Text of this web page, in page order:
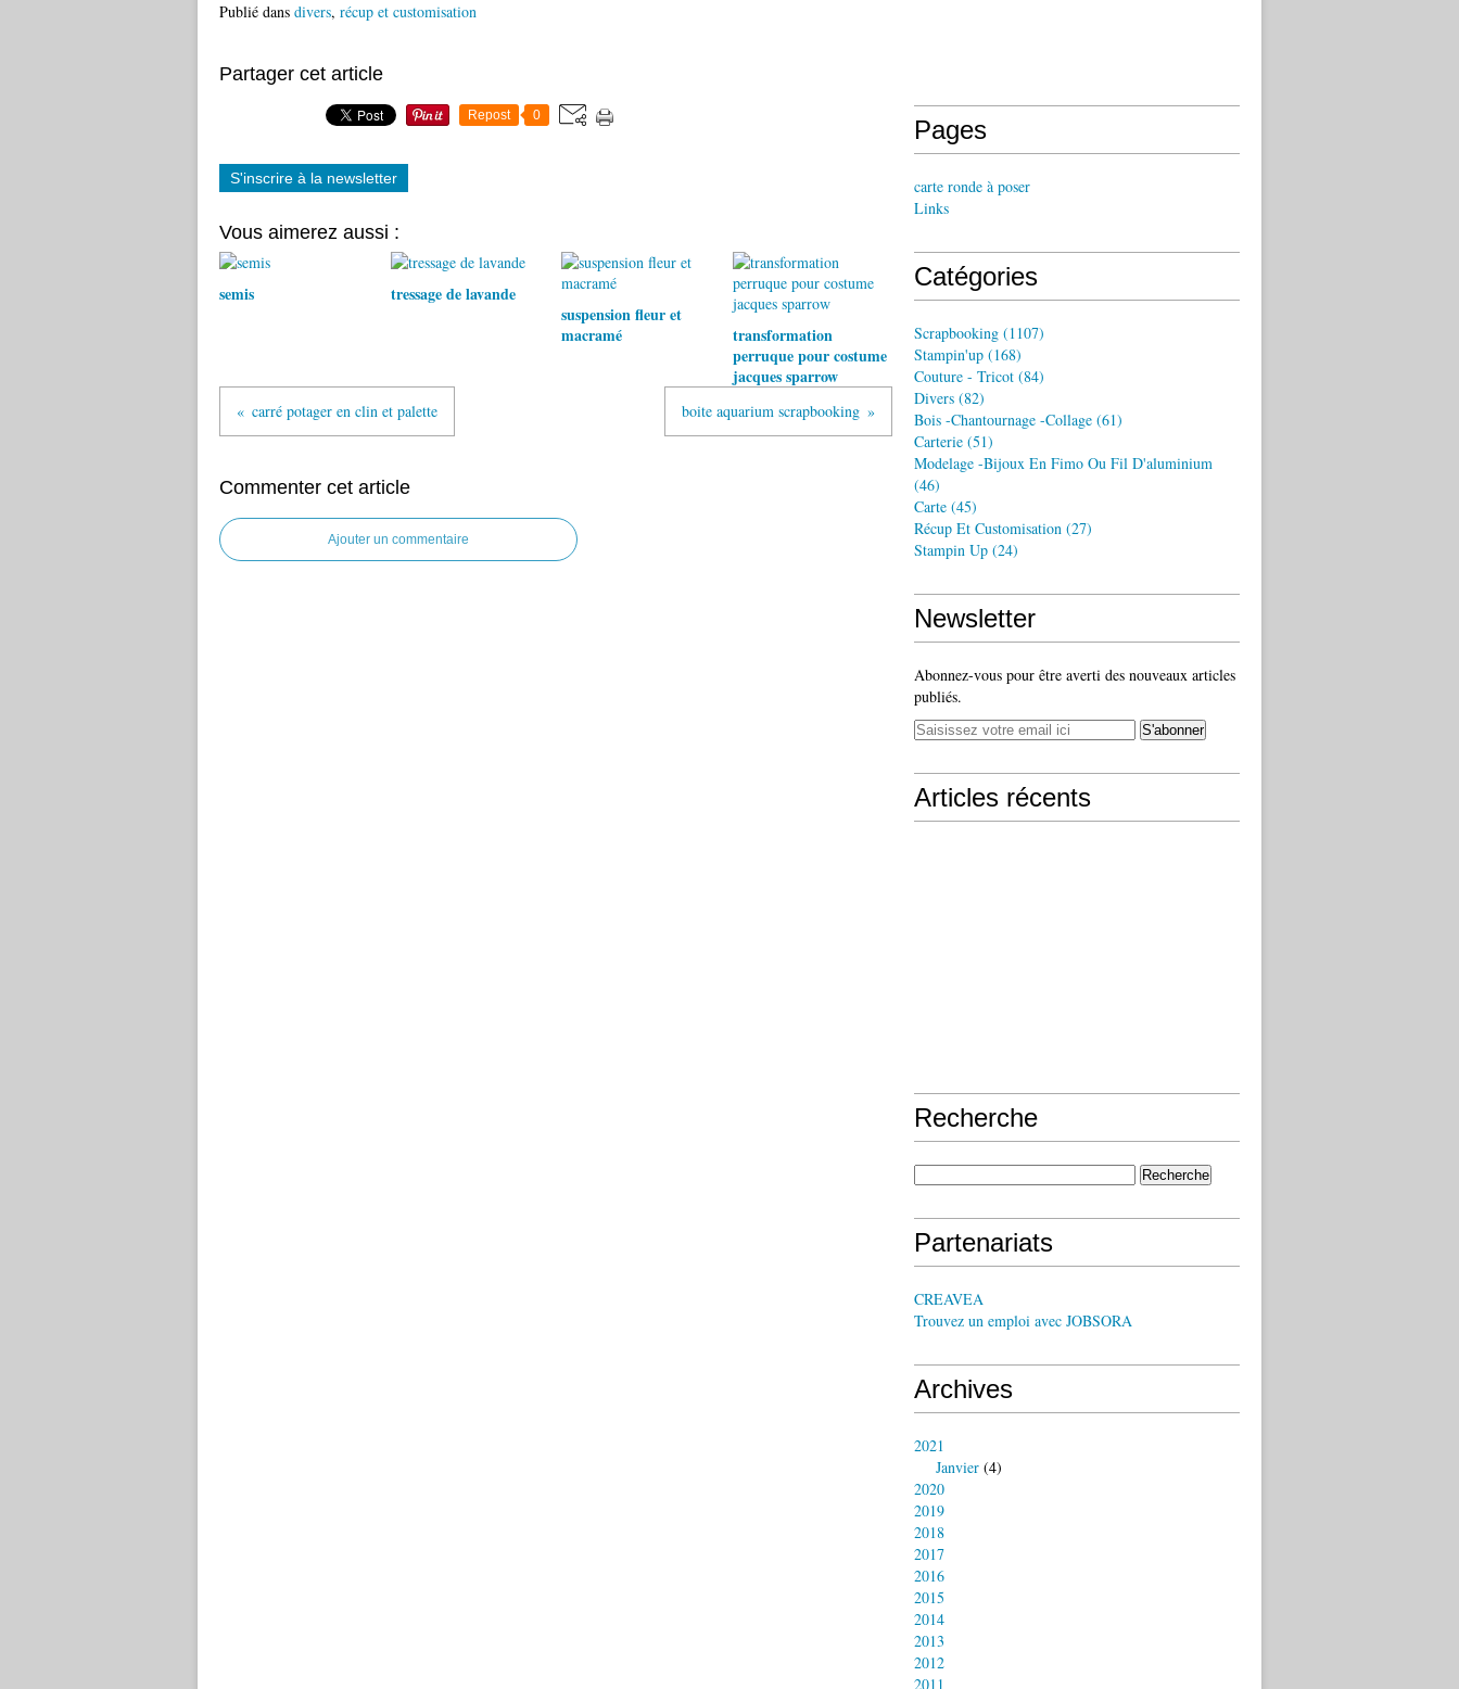
Publié dans divers, récup et customisation
Partager cet article
Repost 0
S'inscrire à la newsletter
Vous aimerez aussi :
semis
tressage de lavande
suspension fleur et
macramé
transformation
perruque pour costume
jacques sparrow
carré potager en clin et palette boite aquarium scrapbooking
Commenter cet article
Ajouter un commentaire
Pages
carte ronde à poser
Links
Catégories
Scrapbooking (1107)
Stampin'up (168)
Couture - Tricot (84)
Divers (82)
Bois -chantournage -collage (61)
Carterie (51)
Modelage -bijoux En Fimo Ou Fil D'aluminium
(46)
Carte (45)
Récup Et Customisation (27)
Stampin Up (24)
Newsletter
Abonnez-vous pour être averti des nouveaux articles
publiés.
Articles récents
Recherche
Partenariats
CREAVEA
Trouvez un emploi avec JOBSORA
Archives
2021
Janvier (4)
2020
2019
2018
2017
2016
2015
2014
2013
2012
2011